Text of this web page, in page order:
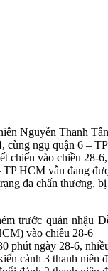
Nguyễn Thanh
cùng ngụ quận 6 –
chiến vào chiều 28-
TP HCM vẫn đang
đa chấn thương,
trước quán nhậu
vào chiều 28-6
phút ngày 28-6,
cảnh 3 thanh niên